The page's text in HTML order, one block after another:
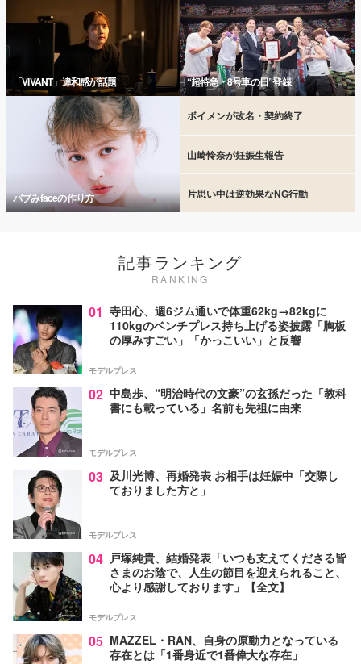
「VIVANT」違和感が話題 “超特急・8号車の日”登録
バブみfaceの作り方
ボイメンが改名・契約終了
山崎怜奈が妊娠生報告
片思い中は逆効果なNG行動
記事ランキング
RANKING
01 寺田心、週6ジム通いで体重62kg→82kgに
110kgのベンチプレス持ち上げる姿披露「胸板
の厚みすごい」「かっこいい」と反響
モデルプレス
02 中島歩、“明治時代の文豪”の玄孫だった「教科
書にも載っている」名前も先祖に由来
モデルプレス
03 及川光博、再婚発表 お相手は妊娠中「交際し
ておりました方と」
モデルプレス
04 戸塚純貴、結婚発表「いつも支えてくださる皆
さまのお陰で、人生の節目を迎えられること、
心より感謝しております」【全文】
モデルプレス
05 MAZZEL・RAN、自身の原動力となっている
存在とは「1番身近で1番偉大な存在」